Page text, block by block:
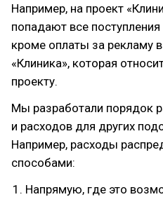
Например, на проект
попадают все поступления
кроме оплаты за рекламу
«Клиника», которая
проекту.
Мы разработали порядок
и расходов для других
Например, расходы
способами:
Напрямую, где это